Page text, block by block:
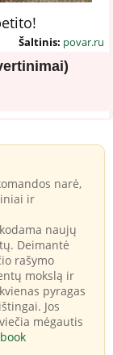
Šaltinis: povar.ru
narė,
ir
naujų
Deimantė
rašymo
mokslą ir
pyragas
Jos
mėgautis